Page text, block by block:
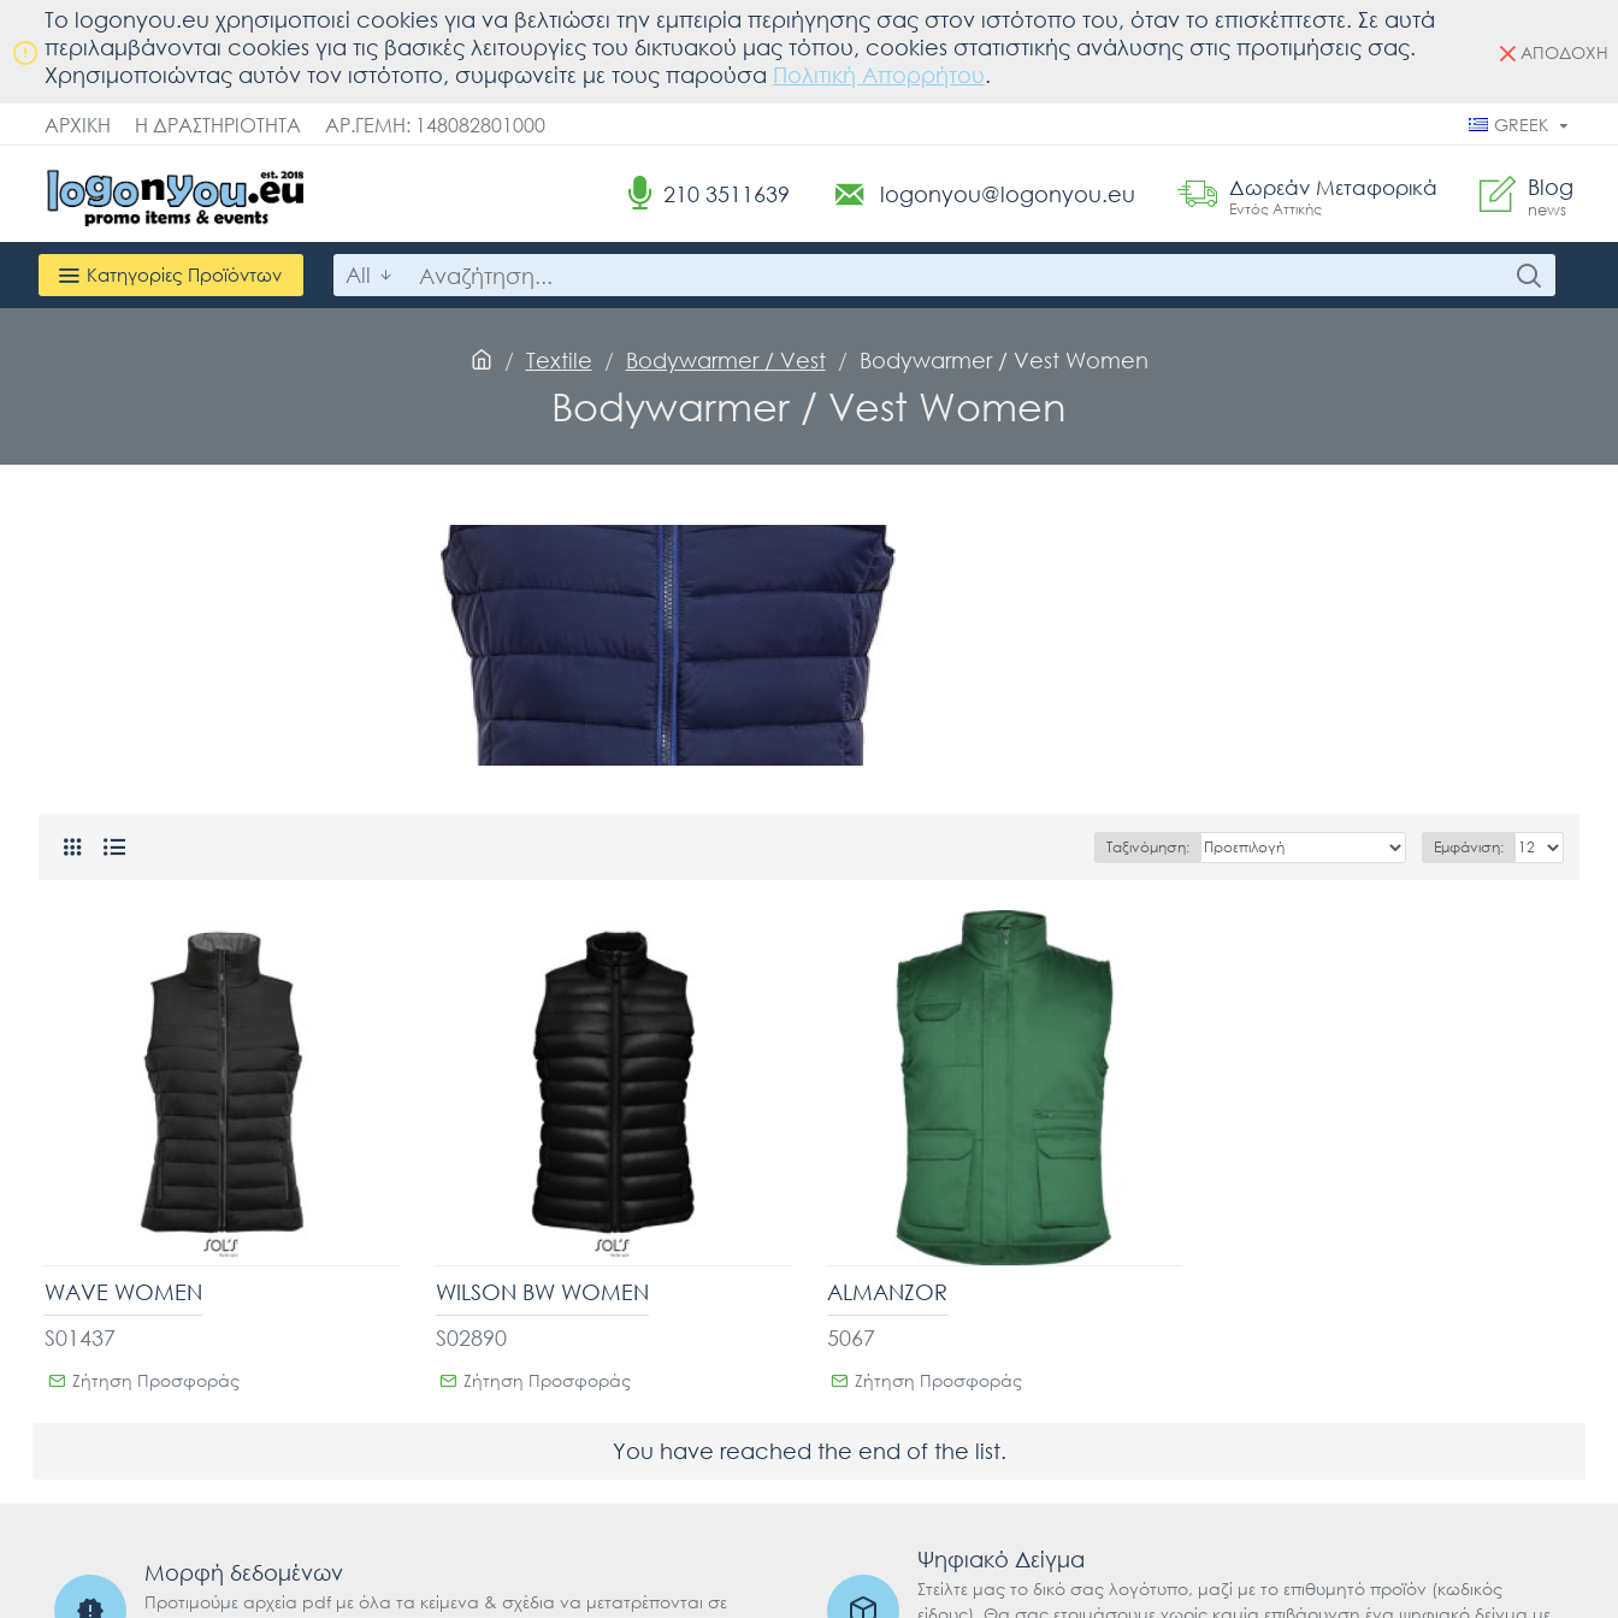
To logonyou.eu χρησιμοποιεί cookies για να βελτιώσει την εμπειρία περιήγησης σας στον ιστότοπο του, όταν το επισκέπτεστε. Σε αυτά
περιλαμβάνονται cookies για τις βασικές λειτουργίες του δικτυακού μας τόπου, cookies στατιστικής ανάλυσης στις προτιμήσεις σας.
Χρησιμοποιώντας αυτόν τον ιστότοπο, συμφωνείτε με τους παρούσα Πολιτική Απορρήτου.
ΑΠΟΔΟΧΗ
ΑΡΧΙΚΉ Η ΔΡΑΣΤΗΡΙΌΤΗΤΑ ΑΡ.ΓΕΜΗ: 148082801000 GREEK
210 3511639 logonyou@logonyou.eu Δωρεάν Μεταφορικά
Εντός Αττικής
Blog
news
Κατηγορίες Προϊόντων All
Textile Bodywarmer / Vest Bodywarmer / Vest Women
Bodywarmer / Vest Women
Ταξινόμηση: Εμφάνιση:
S01437
WAVE WOMEN
Ζήτηση Προσφοράς
S02890
WILSON BW WOMEN
Ζήτηση Προσφοράς
5067
ALMANZOR
Ζήτηση Προσφοράς
You have reached the end of the list.
Μορφή δεδομένων
Προτιμούμε αρχεία pdf με όλα τα κείμενα & σχέδια να μετατρέπονται σε
Ψηφιακό Δείγμα
Στείλτε μας το δικό σας λογότυπο, μαζί με το επιθυμητό προϊόν (κωδικός